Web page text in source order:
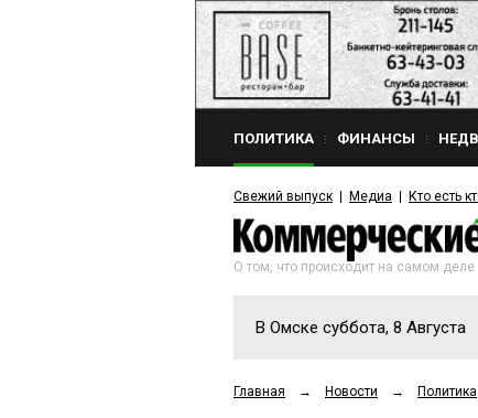
ПОЛИТИКА ФИНАНСЫ
Свежий выпуск Медиа Кто есть
О том, что происходит на самом деле
В Омске суббота, 8 Августа
Главная → Новости → Политика